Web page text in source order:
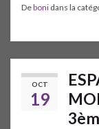
Deboni dans la
OCT
19